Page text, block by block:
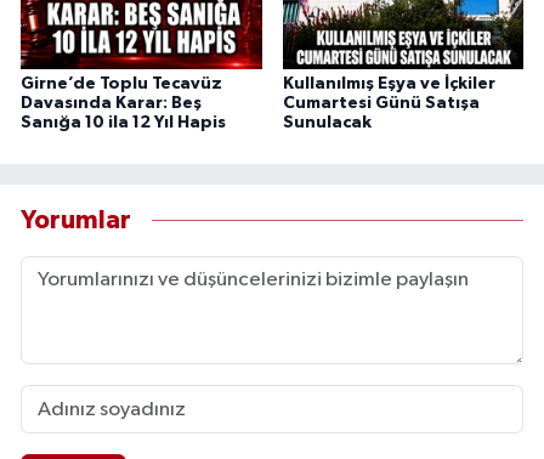
Girne’de Toplu Tecavüz
Davasında Karar: Beş
Sanığa 10 ila 12 Yıl Hapis
Kullanılmış Eşya ve İçkiler
Cumartesi Günü Satışa
Sunulacak
Yorumlar